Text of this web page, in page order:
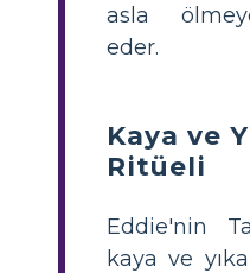
asla
eder.
Kaya ve
Ritüeli
Eddie'nin
kaya ve